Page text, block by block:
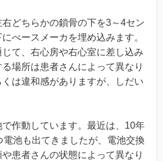
どちらかの鎖骨の下を3～4セン
べースメーカを埋め込みます。
て、右心房や右心室に差し込み
場所は患者さんによって異なり
は違和感がありますが、しだい
作動しています。最近は、10年
電池も出てきましたが、電池交換
患者さんの状態によって異なり